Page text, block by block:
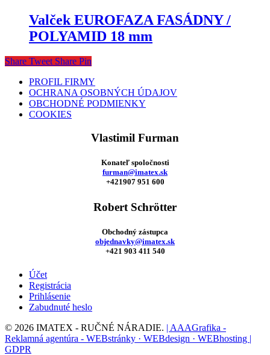
Valček EUROFAZA FASÁDNY /
POLYAMID 18 mm
Share Tweet Share Pin
PROFIL FIRMY
OCHRANA OSOBNÝCH ÚDAJOV
OBCHODNÉ PODMIENKY
COOKIES
Vlastimil Furman
Konateľ spoločnosti
furman@imatex.sk
+421907 951 600
Robert Schrötter
Obchodný zástupca
objednavky@imatex.sk
+421 903 411 540
Účet
Registrácia
Prihlásenie
Zabudnuté heslo
© 2026 IMATEX - RUČNÉ NÁRADIE. | AAAGrafika -
Reklamná agentúra - WEBstránky · WEBdesign · WEBhosting |
GDPR